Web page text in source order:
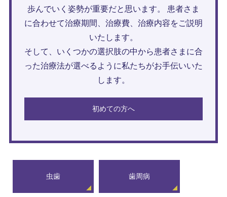
歩んでいく姿勢が重要だと思います。 患者さま
に合わせて治療期間、治療費、治療内容をご説明
いたします。
そして、いくつかの選択肢の中から患者さまに合
った治療法が選べるように私たちがお手伝いいた
します。
初めての方へ
虫歯 歯周病